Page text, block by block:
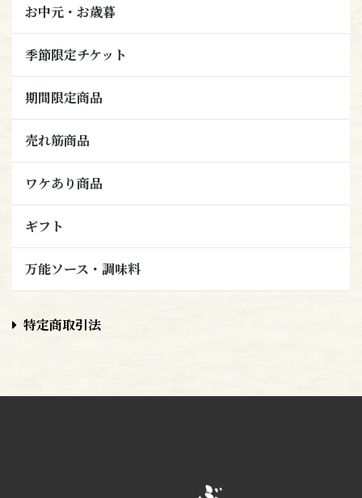
お中元・お歳暮
季節限定チケット
期間限定商品
売れ筋商品
ワケあり商品
ギフト
万能ソース・調味料
特定商取引法